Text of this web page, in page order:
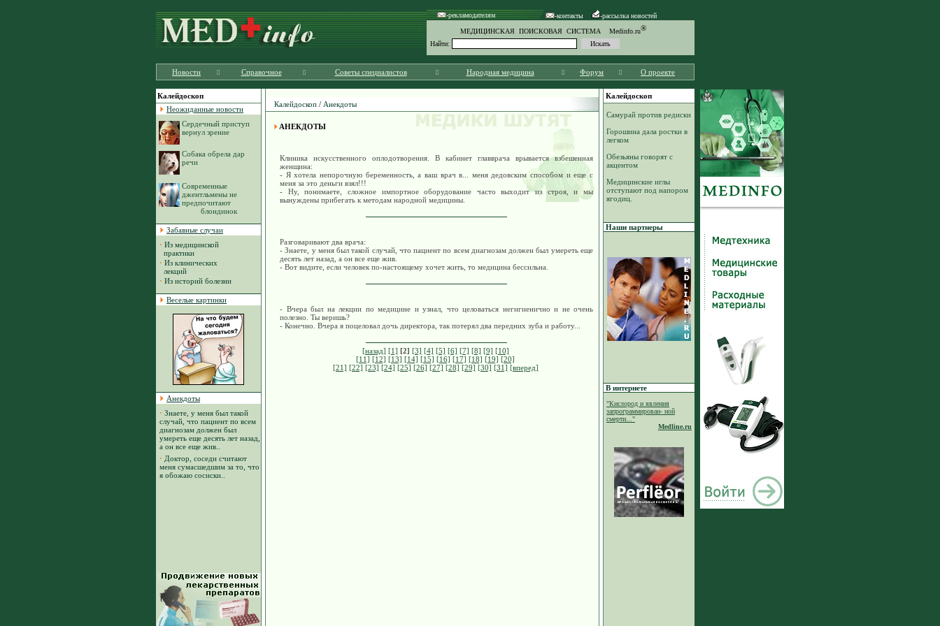
-рекламодателям -контакты -рассылка новостей
МЕДИЦИНСКАЯ ПОИСКОВАЯ СИСТЕМА Medinfo.ru®
Найти:
Новости Справочное Советы специалистов Народная медицина Форум О проекте
Калейдоскоп
Неожиданные новости
Сердечный приступ
вернул зрение
Cобака обрела дар
речи
Современные
джентльмены не
предпочитают
блондинок
Забавные случаи
· Из медицинской
практики
· Из клинических
лекций
· Из историй болезни
Веселые картинки
Анекдоты
· Знаете, у меня был такой
случай, что пациент по всем
диагнозам должен был
умереть еще десять лет назад,
а он все еще жив..
· Доктор, соседи считают
меня сумасшедшим за то, что
я обожаю сосиски..
Калейдоскоп / Анекдоты
АНЕКДОТЫ
Клиника искусственного оплодотворения. В кабинет главврача врывается взбешенная
женщина:
- Я хотела непорочную беременность, а ваш врач в... меня дедовским способом и еще с
меня за это деньги взял!!!
- Hу, понимаете, сложное импортное оборудование часто выходит из строя, и мы
вынуждены прибегать к методам народной медицины.
Разговаривают два врача:
- Знаете, у меня был такой случай, что пациент по всем диагнозам должен был умереть еще
десять лет назад, а он все еще жив.
- Вот видите, если человек по-настоящему хочет жить, то медицина бессильна.
- Вчера был на лекции по медицине и узнал, что целоваться негигиенично и не очень
полезно. Ты веришь?
- Конечно. Вчера я поцеловал дочь директора, так потерял два передних зуба и работу...
[назад] [1] [2] [3] [4] [5] [6] [7] [8] [9] [10]
[11] [12] [13] [14] [15] [16] [17] [18] [19] [20]
[21] [22] [23] [24] [25] [26] [27] [28] [29] [30] [31] [вперед]
Калейдоскоп
Самурай против редиски
Горошина дала ростки в
легком
Обезьяны говорят с
акцентом
Медицинские иглы
отступают под напором
ягодиц.
Наши партнеры
В интернете
"Кислород и явления
запрограммирован- ной
смерти..."
Medline.ru